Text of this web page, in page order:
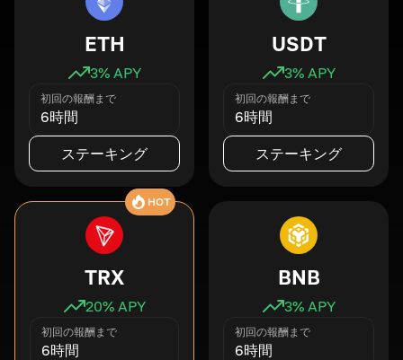
ETH
3% APY
初回の報酬まで
6時間
ステーキング
USDT
3% APY
初回の報酬まで
6時間
ステーキング
HOT
TRX
20% APY
初回の報酬まで
6時間
BNB
3% APY
初回の報酬まで
6時間